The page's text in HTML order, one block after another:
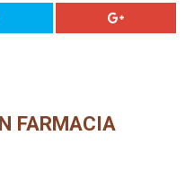
FARMACIA